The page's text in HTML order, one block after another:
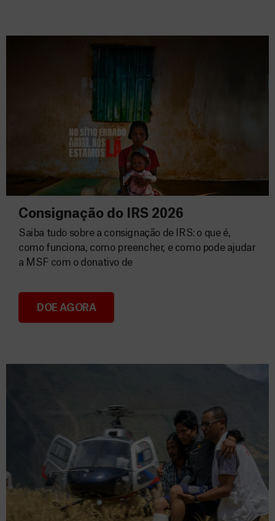
Consignação do IRS 2026
Consignação do IRS 2026
Saiba tudo sobre a consignação de IRS: o que é,
como funciona, como preencher, e como pode ajudar
a MSF com o donativo de
DOE AGORA